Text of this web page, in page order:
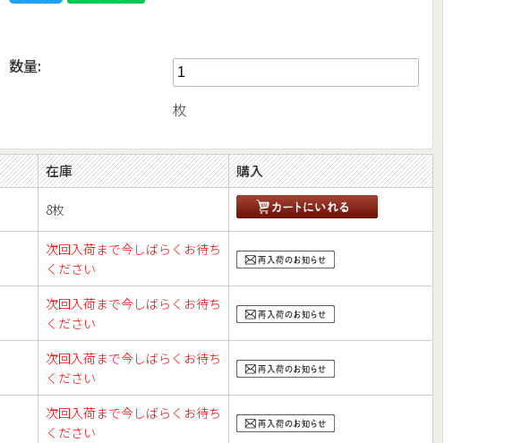
数量:
枚
在庫 購入
8枚
次回入荷まで今しばらくお待ち
ください
次回入荷まで今しばらくお待ち
ください
次回入荷まで今しばらくお待ち
ください
次回入荷まで今しばらくお待ち
ください